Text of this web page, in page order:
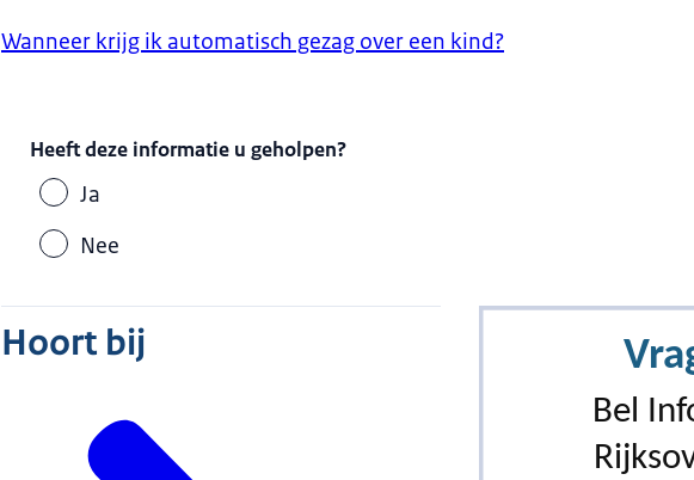
Wanneer krijg ik automatisch gezag over een kind?
Heeft deze informatie u geholpen?
Ja
Nee
Hoort bij